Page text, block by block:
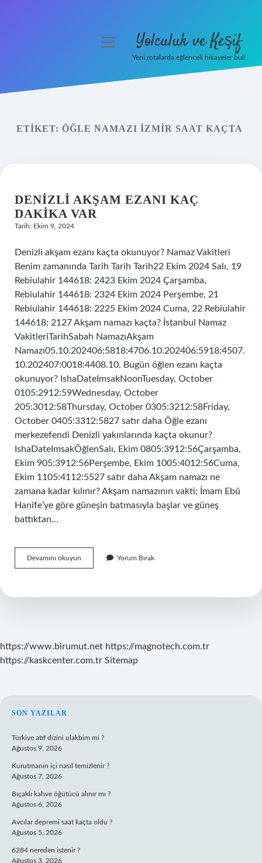
Yasal Uyarı
menüyü Yolculuk ve Keşif
Yeni rotalarda eğlenceli hikayeler bul!
ETIKET: ÖĞLE NAMAZI İZMIR SAAT KAÇTA
DENIZLI AKŞAM EZANI KAÇ
DAKIKA VAR
Tarih: Ekim 9, 2024
Denizli akşam ezanı kaçta okunuyor? Namaz Vakitleri
Benim zamanında Tarih Tarih Tarih22 Ekim 2024 Salı, 19
Rebiulahir 144618: 2423 Ekim 2024 Çarşamba,
Rebiulahir 144618: 2324 Ekim 2024 Perşembe, 21
Rebiulahir 144618: 2225 Ekim 2024 Cuma, 22 Rebiulahir
144618: 2127 Akşam namazı kaçta? İstanbul Namaz
VakitleriTarihSabah NamazıAkşam
Namazı05.10.202406:5818:4706.10.202406:5918:4507.
10.202407:0018:4408.10. Bugün öğlen ezanı kaçta
okunuyor? IshaDateImsakNoonTuesday, October
0105:2912:59Wednesday, October
205:3012:58Thursday, October 0305:3212:58Friday,
October 0405:3312:5827 satır daha Öğle ezanı
merkezefendi Denizli yakınlarında kaçta okunur?
IshaDateImsakÖğlenSalı, Ekim 0805:3912:56Çarşamba,
Ekim 905:3912:56Perşembe, Ekim 1005:4012:56Cuma,
Ekim 1105:4112:5527 satır daha Akşam namazı ne
zamana kadar kılınır? Akşam namazının vakti; İmam Ebû
Hanîfe’ye göre güneşin batmasıyla başlar ve güneş
battıktan…
Devamını okuyun
Akşam
Dakika
Yorum Bırak
https://www.birumut.net https://magnotech.com.tr
https://kaskcenter.com.tr Sitemap
SIDEBAR
SON YAZILAR
Türkiye atıf dizini ulakbim mi ?
Ağustos 9, 2026
Kurutmanın içi nasıl temizlenir ?
Ağustos 7, 2026
Bıçaklı kahve öğütücü alınır mı ?
Ağustos 6, 2026
Avcılar depremi saat kaçta oldu ?
Ağustos 5, 2026
6284 nereden istenir ?
Ağustos 3, 2026